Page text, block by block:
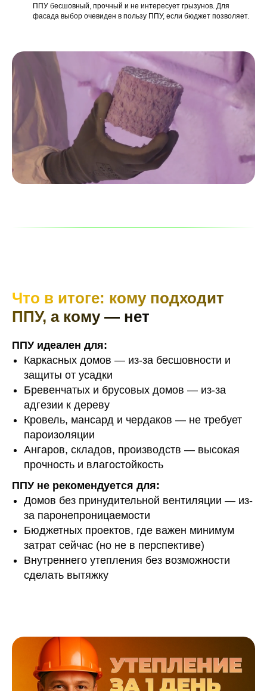
ППУ бесшовный, прочный и не интересует грызунов. Для
фасада выбор очевиден в пользу ППУ, если бюджет позволяет.
Что в итоге: кому подходит
ППУ, а кому — нет
ППУ идеален для:
Каркасных домов — из-за бесшовности и
защиты от усадки
Бревенчатых и брусовых домов — из-за
адгезии к дереву
Кровель, мансард и чердаков — не требует
пароизоляции
Ангаров, складов, производств — высокая
прочность и влагостойкость
ППУ не рекомендуется для:
Домов без принудительной вентиляции — из-
за паронепроницаемости
Бюджетных проектов, где важен минимум
затрат сейчас (но не в перспективе)
Внутреннего утепления без возможности
сделать вытяжку